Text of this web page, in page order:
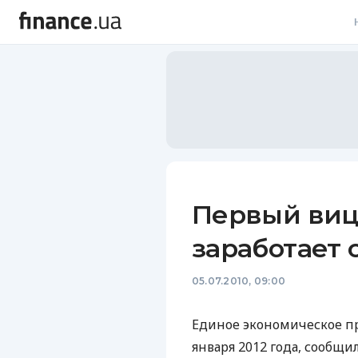
Первый
заработает
05.07.2010, 09:00
Единое экономическое
января 2012 года,